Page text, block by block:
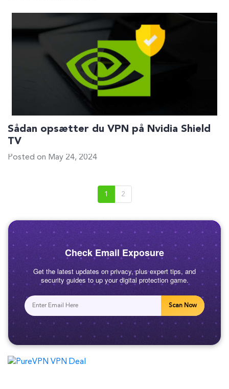
Sådan opsætter du VPN på Nvidia Shield
TV
Posted on May 24, 2024
1 2
Check Email Exposure
Get the latest updates on privacy, plus expert tips, and
security guides to up your digital protection game.
Scan Now